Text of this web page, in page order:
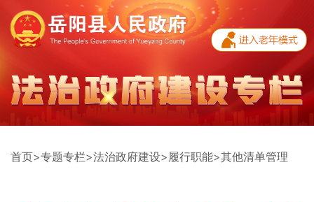
首页>专题专栏>法治政府建设>履行职能>其他清单管理